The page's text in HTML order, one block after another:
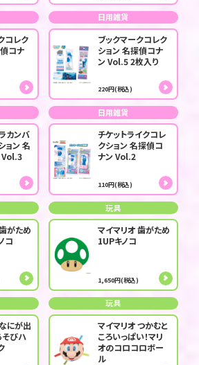
コレク
コナ
日用雑貨
ブックマークコレク
ション 名探偵コナ
ン Vol.5 2枚入り
220円(税込)
カンバ
ョン 名
Vol.3
日用雑貨
チケットライクコレ
クション 名探偵コ
ナン Vol.2
110円(税込)
がため
コ
玩具
マイマリオ 歯がため
1UPキノコ
1,650円(税込)
にが出
そびハ
玩具
マイマリオ つかむと
ころいっぱい！マリ
オのコロコロボー
ル